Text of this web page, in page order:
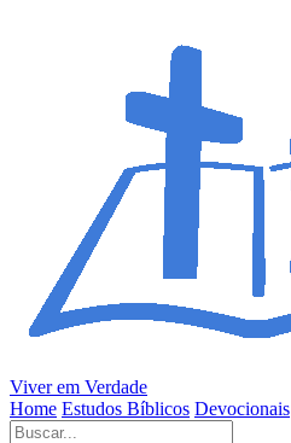
Viver em Verdade
Home Estudos Bíblicos Devocionais